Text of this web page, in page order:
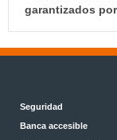
garantizados
Seguridad
Banca accesible